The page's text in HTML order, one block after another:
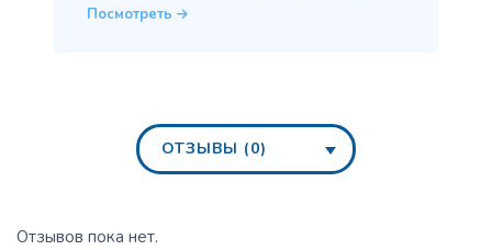
Посмотреть
ОТЗЫВЫ (0)
Отзывов пока нет.